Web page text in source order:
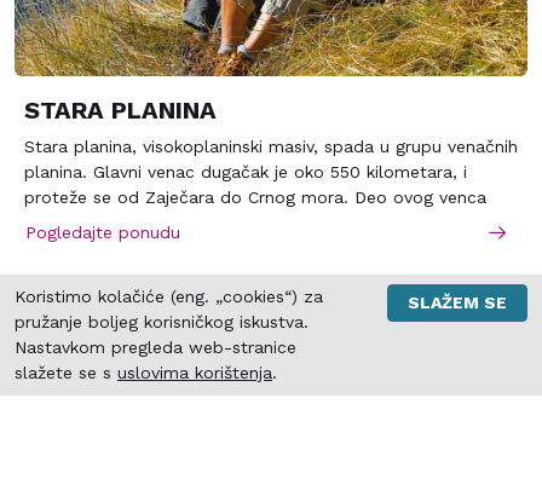
STARA PLANINA
Stara planina, visokoplaninski masiv, spada u grupu venačnih
planina. Glavni venac dugačak je oko 550 kilometara, i
proteže se od Zaječara do Crnog mora. Deo ovog venca
označava i prirodnu granicu između Srbije i Bugarske. Stara
planina nosi i drugo ime – Balkan, po kome je i celo
Balkansko poluostrvo dobilo naziv. Najviši vrh u delu koji
zahvata Srbija je Midžor (2.169 metara). Deo Stare planine,
koji se proteže kroz Srbiju pripada
Pogledajte ponudu
SRBIJA – PLANINE – BANJE –
JEZERA – REKE – GRADOVI
Koristimo kolačiće (eng. „cookies“) za
pružanje boljeg korisničkog iskustva.
Nastavkom pregleda web-stranice
slažete se s uslovima korištenja.
SLAŽEM SE